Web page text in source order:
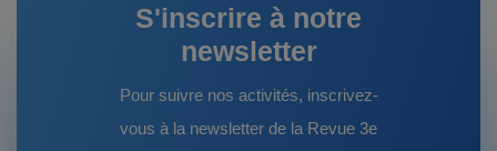
S'inscrire à notre
newsletter
Pour suivre nos activités, inscrivez-
vous à la newsletter de la Revue 3e